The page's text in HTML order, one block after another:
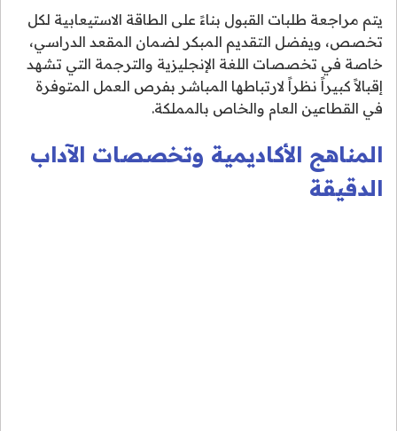
يتم مراجعة طلبات القبول بناءً على الطاقة الاستيعابية لكل
تخصص، ويفضل التقديم المبكر لضمان المقعد الدراسي،
خاصة في تخصصات اللغة الإنجليزية والترجمة التي تشهد
إقبالاً كبيراً نظراً لارتباطها المباشر بفرص العمل المتوفرة
في القطاعين العام والخاص بالمملكة.
المناهج الأكاديمية وتخصصات الآداب
الدقيقة